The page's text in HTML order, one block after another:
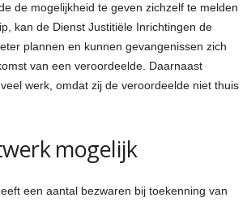
de mogelijkheid te geven zichzelf te melden
kan de Dienst Justitiële Inrichtingen de
plannen en kunnen gevangenissen zich
van een veroordeelde. Daarnaast
werk, omdat zij de veroordeelde niet thuis
mogelijk
een aantal bezwaren bij toekenning van